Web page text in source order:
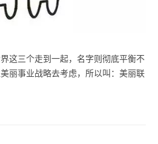
这三个走到一起，名字则彻底平衡不
丽事业战略去考虑，所以叫：美丽联